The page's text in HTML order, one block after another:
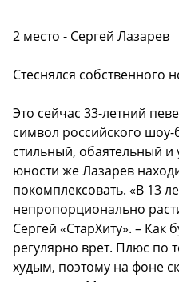
2 место - Сергей Лазарев
Стеснялся собственного
Это сейчас 33-летний
символ российского
стильный, обаятельный
юности же Лазарев
покомплексовать. «В 13
непропорционально
Сергей «СтарХиту». – Как
регулярно врет. Плюс по
худым, поэтому на фоне